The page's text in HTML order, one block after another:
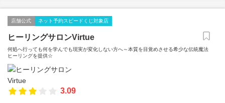
店舗公式 ネット予約スピードくじ対象店
ヒーリングサロンVirtue
何処へ行っても何を学んでも現実が変化しない方へ～本質を目覚めさせる希少な伝統魔法
ヒーリングを提供☆
3.09